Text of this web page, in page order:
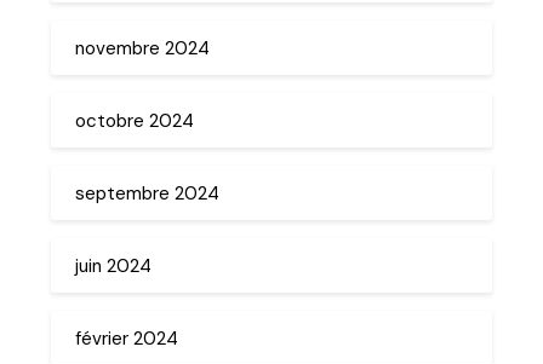
novembre 2024
octobre 2024
septembre 2024
juin 2024
février 2024